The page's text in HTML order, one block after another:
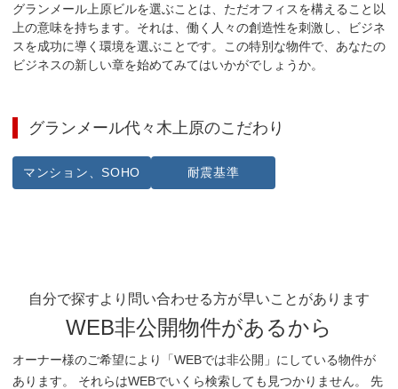
グランメール上原ビルを選ぶことは、ただオフィスを構えること以
上の意味を持ちます。それは、働く人々の創造性を刺激し、ビジネ
スを成功に導く環境を選ぶことです。この特別な物件で、あなたの
ビジネスの新しい章を始めてみてはいかがでしょうか。
グランメール代々木上原のこだわり
マンション、SOHO 耐震基準
自分で探すより問い合わせる方が早いことがあります
WEB非公開物件があるから
オーナー様のご希望により「WEBでは非公開」にしている物件が
あります。 それらはWEBでいくら検索しても見つかりません。 先